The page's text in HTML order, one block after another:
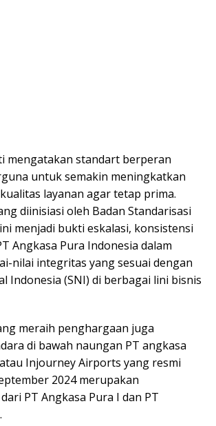
mengatakan standart berperan
untuk semakin meningkatkan
layanan agar tetap prima.
diinisiasi oleh Badan Standarisasi
menjadi bukti eskalasi, konsistensi
Angkasa Pura Indonesia dalam
nilai integritas yang sesuai dengan
Indonesia (SNI) di berbagai lini bisnis
meraih penghargaan juga
di bawah naungan PT angkasa
Injourney Airports yang resmi
2024 merupakan
PT Angkasa Pura I dan PT